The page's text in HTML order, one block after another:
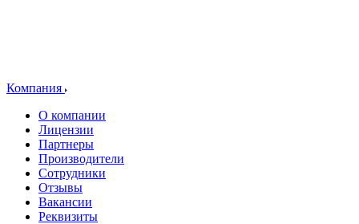
Компания
О компании
Лицензии
Партнеры
Производители
Сотрудники
Отзывы
Вакансии
Реквизиты